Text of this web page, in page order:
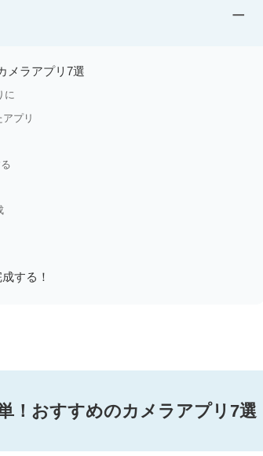
−
メラアプリ7選
に
プリ
する！
！おすすめのカメラアプリ7選